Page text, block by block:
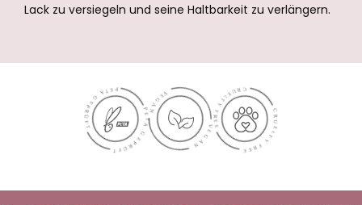
Lack zu versiegeln und seine Haltbarkeit zu verlängern.